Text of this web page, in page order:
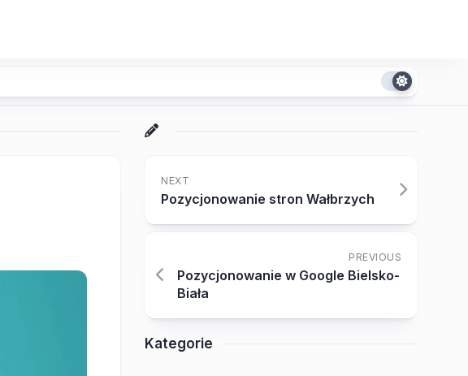
NEXT
Pozycjonowanie stron Wałbrzych
PREVIOUS
Pozycjonowanie w Google Bielsko-
Biała
Kategorie